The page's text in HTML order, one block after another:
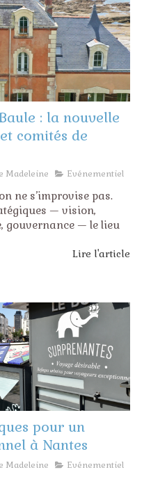
: la nouvelle
comités de
Madeleine Evénementiel
ne s’improvise pas.
— vision,
gouvernance — le lieu
Lire l'article
pour un
à Nantes
Madeleine Evénementiel